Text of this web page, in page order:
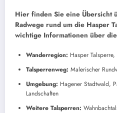
Hier finden Sie eine Übersicht
Radwege rund um die Hasper
wichtige Informationen über
Wanderregion: Hasper
Talsperrenweg: Malerischer
Umgebung: Hagener Stadtwald,
Landschaften
Weitere Talsperren: